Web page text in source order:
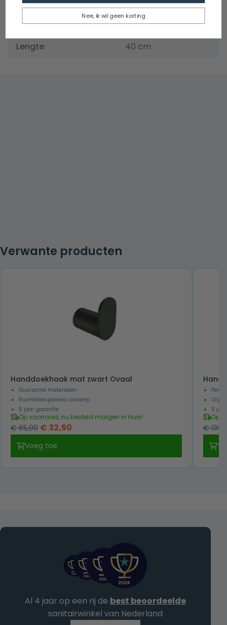
Breedte
20 cm
Lengte
40 cm
Verwante producten
Handdoekhaak mat zwart Ovaal
Duurzame materialen
Ruimtebesparend ontwerp
5 jaar garantie
Op voorraad, nu besteld morgen in huis!
€65,00 Oorspronkelijke
was:
€ 65,00.
€ 32,50
€ 32,50.
Voeg toe
5
Op
€
Al 4 jaar op een rij de best beoordeelde
sanitairwinkel van Nederland
Nee, ik wil geen korting